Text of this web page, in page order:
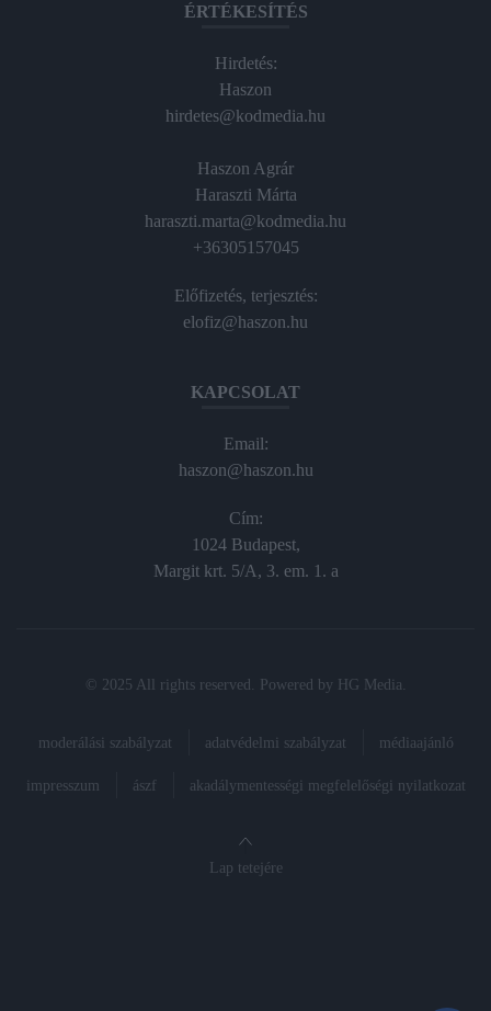
ÉRTÉKESÍTÉS
Hirdetés:
Haszon
hirdetes@kodmedia.hu
Haszon Agrár
Haraszti Márta
haraszti.marta@kodmedia.hu
+36305157045
Előfizetés, terjesztés:
elofiz@haszon.hu
KAPCSOLAT
Email:
haszon@haszon.hu
Cím:
1024 Budapest,
Margit krt. 5/A, 3. em. 1. a
© 2025 All rights reserved. Powered by HG Media
moderálási szabályzat adatvédelmi szabályzat médiaajánló
impresszum ászf akadálymentességi megfelelőségi nyilatkozat
Lap tetejére